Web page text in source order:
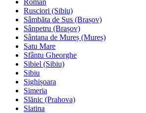
Roman
Rusciori (Sibiu)
Sâmbăta de Sus (Brașov)
Sânpetru (Brașov)
Sântana de Mureș (Mureș)
Satu Mare
Sfântu Gheorghe
Sibiel (Sibiu)
Sibiu
Sighișoara
Simeria
Slănic (Prahova)
Slatina